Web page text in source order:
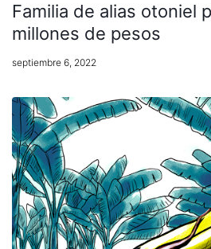
Familia de alias otoniel
millones de pesos
septiembre 6, 2022